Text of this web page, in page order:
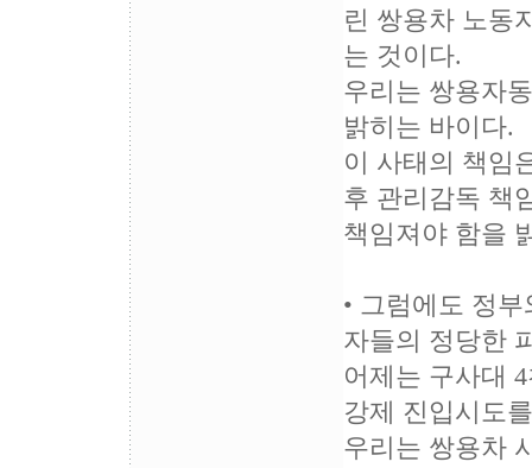
린 쌍용차 노동
는 것이다.
우리는 쌍용자
밝히는 바이다.
이 사태의 책임
후 관리감독 책
책임져야 함
• 그럼에도 정
자들의 정당한
어제는 구사대
강제 진입시도
우리는 쌍용차